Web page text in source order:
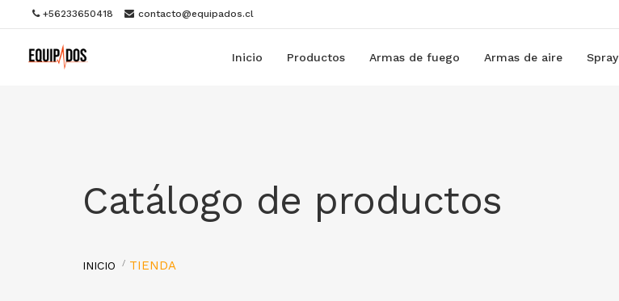
+56233650418 contacto@equipados.cl
Inicio Productos Armas de fuego Armas de aire
Catálogo de productos
INICIO TIENDA